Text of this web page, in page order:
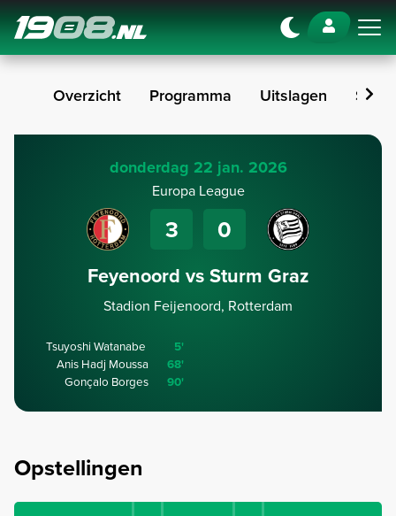
Navigation
Overzicht Programma Uitslagen Stand
donderdag 22 jan. 2026
Europa League
3 0
Feyenoord vs Sturm Graz
Stadion Feijenoord, Rotterdam
Tsuyoshi Watanabe 5'
Anis Hadj Moussa 68'
Gonçalo Borges 90'
Opstellingen